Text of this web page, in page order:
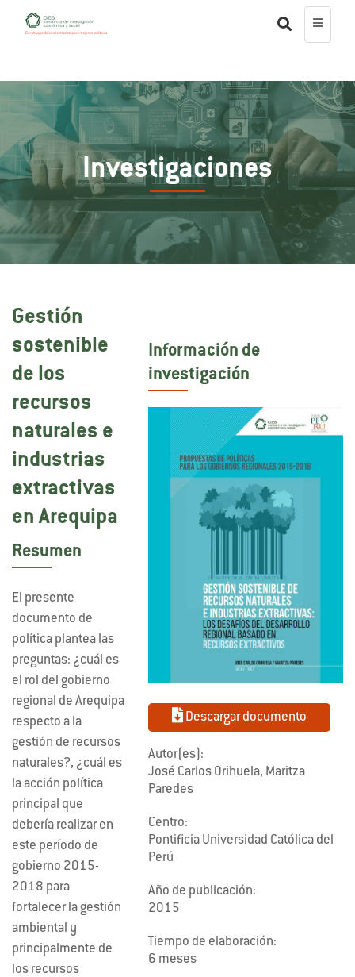
Investigaciones
Gestión
sostenible
de los
recursos
naturales e
industrias
extractivas
en Arequipa
Resumen
El presente
documento de
política plantea las
preguntas: ¿cuál es
el rol del gobierno
regional de Arequipa
respecto a la
gestión de recursos
naturales?, ¿cuál es
la acción política
principal que
debería realizar en
este período de
gobierno 2015-
2018 para
fortalecer la gestión
ambiental y
principalmente de
los recursos
Información de
investigación
Descargar documento
Autor(es):
José Carlos Orihuela, Maritza
Paredes
Centro:
Pontificia Universidad Católica del
Perú
Año de publicación:
2015
Tiempo de elaboración:
6 meses